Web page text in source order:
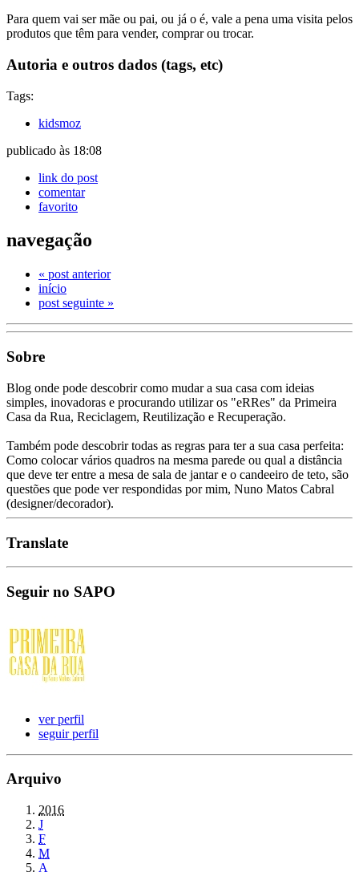
Para quem vai ser mãe ou pai, ou já o é, vale a pena uma visita pelos
produtos que têm para vender, comprar ou trocar.
Autoria e outros dados (tags, etc)
Tags:
kidsmoz
publicado às 18:08
link do post
comentar
favorito
navegação
« post anterior
início
post seguinte »
Sobre
Blog onde pode descobrir como mudar a sua casa com ideias
simples, inovadoras e procurando utilizar os "eRRes" da Primeira
Casa da Rua, Reciclagem, Reutilização e Recuperação.
Também pode descobrir todas as regras para ter a sua casa perfeita:
Como colocar vários quadros na mesma parede ou qual a distância
que deve ter entre a mesa de sala de jantar e o candeeiro de teto, são
questões que pode ver respondidas por mim, Nuno Matos Cabral
(designer/decorador).
Translate
Seguir no SAPO
ver perfil
seguir perfil
Arquivo
2016
J
F
M
A